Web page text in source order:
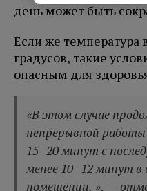
день может быть
Если же
градусов, такие
опасным для
«В этом случае
непрерывной
15–20 минут с
менее 10–12 минут
помещении. », —